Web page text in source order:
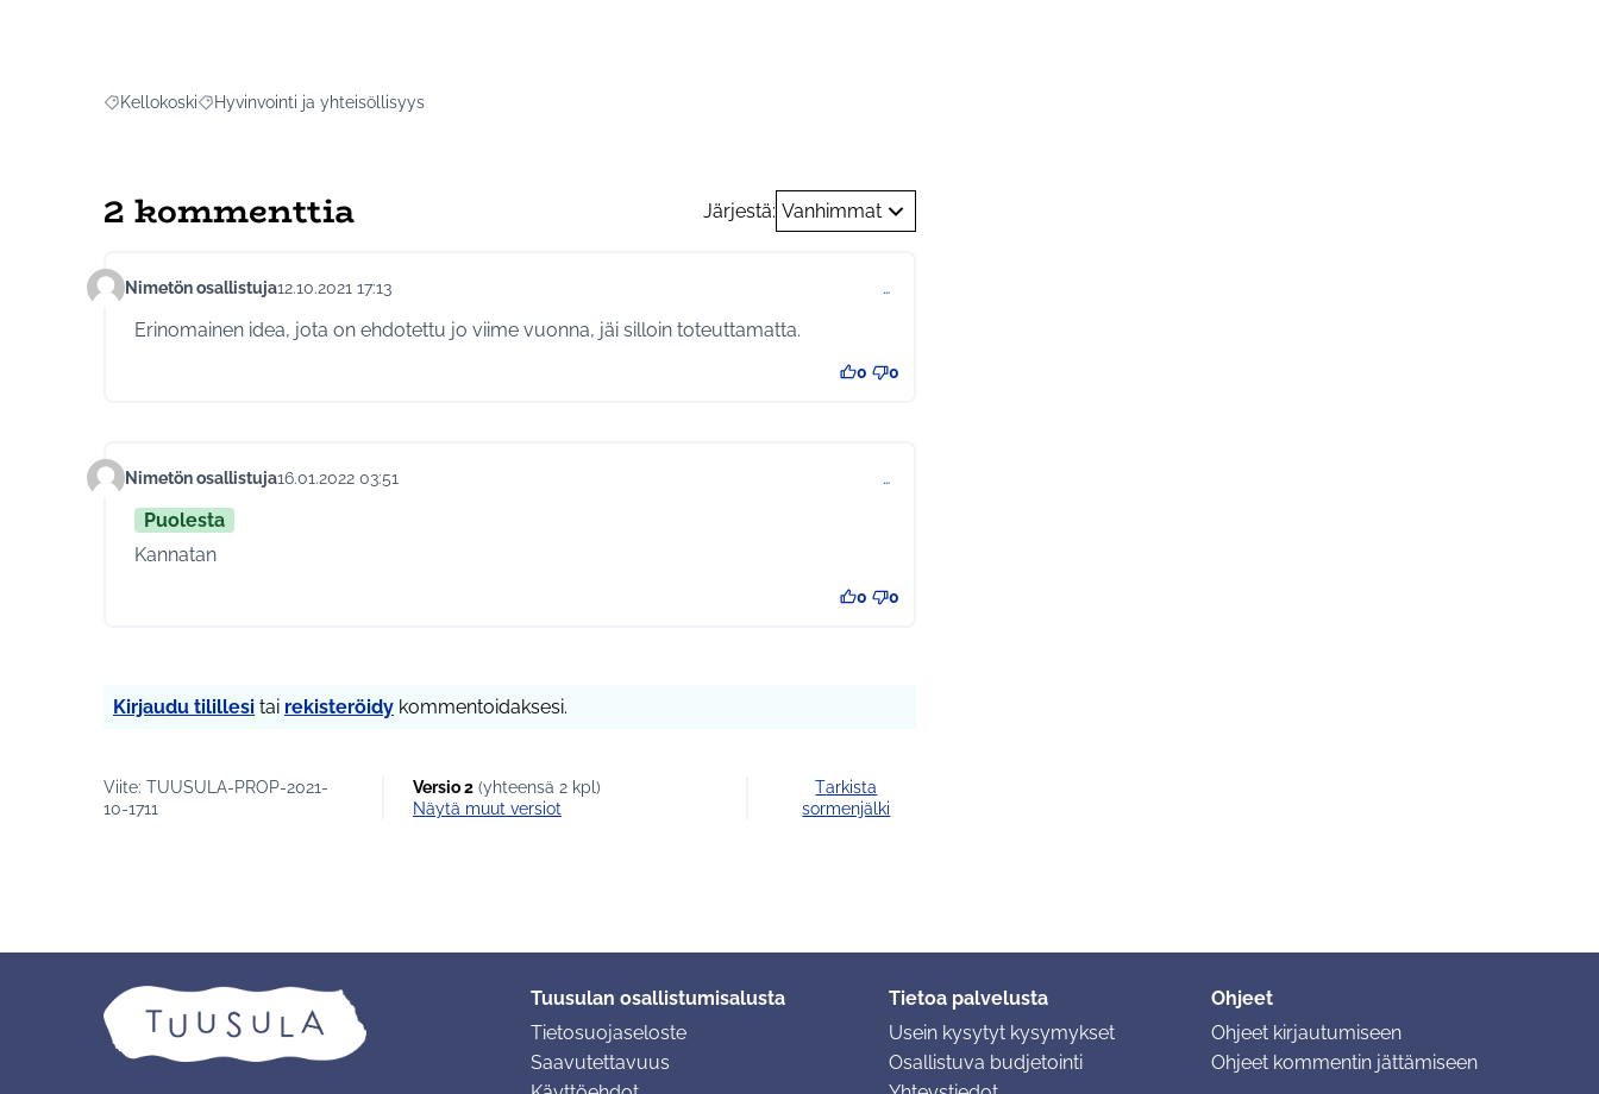
Rajaa tulokset aihepiirin mukaan: Kellokoski
Kellokoski Rajaa tulokset teeman mukaan: Hyvinvointi ja yhteisöllisyys
Hyvinvointi ja yhteisöllisyys
2 kommenttia Järjestä: Vanhimmat
Kommentti 502
Nimetön osallistuja12.10.2021 17:13 …
Erinomainen idea, jota on ehdotettu jo viime vuonna, jäi silloin toteuttamatta.
0 0
Kommentti 638
Nimetön osallistuja16.01.2022 03:51 …
Puolesta
Kannatan
0 0
Kirjaudu tilillesi tai rekisteröidy kommentoidaksesi.
Viite: TUUSULA-PROP-2021-
10-1711
Versio 2(yhteensä 2 kpl)
näytä muut versiot
Tarkista
sormenjälki
Tuusulan osallistumisalusta
Tietosuojaseloste
Saavutettavuus
Tietoa palvelusta
Usein kysytyt kysymykset
Osallistuva budjetointi
Ohjeet
Ohjeet kirjautumiseen
Ohjeet kommentin jättämiseen